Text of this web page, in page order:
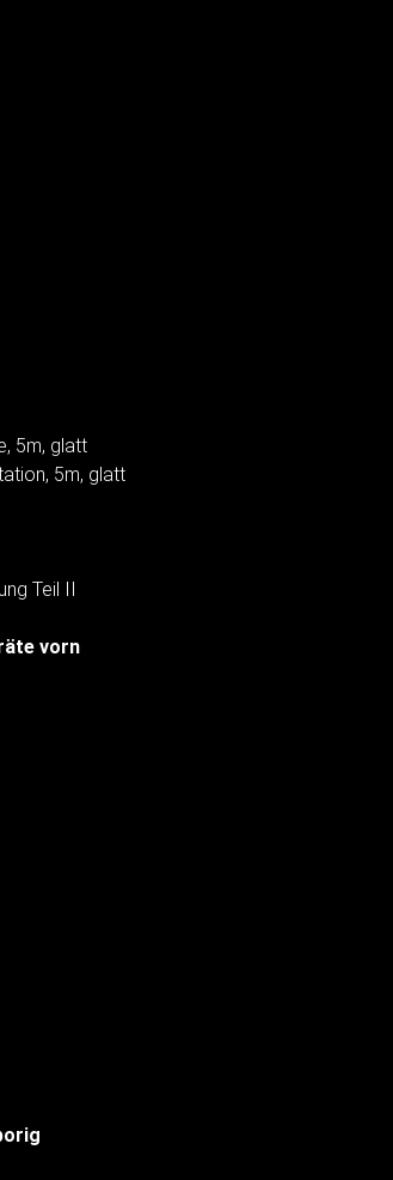
5m, glatt
5m, glatt
Teil II
vorn